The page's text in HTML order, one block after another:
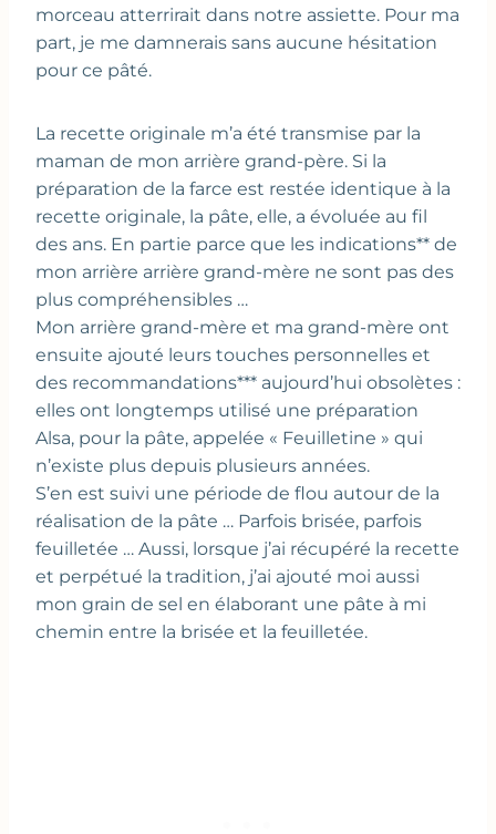
morceau atterrirait dans notre assiette. Pour ma
part, je me damnerais sans aucune hésitation
pour ce pâté.
La recette originale m’a été transmise par la
maman de mon arrière grand-père. Si la
préparation de la farce est restée identique à la
recette originale, la pâte, elle, a évoluée au fil
des ans. En partie parce que les indications** de
mon arrière arrière grand-mère ne sont pas des
plus compréhensibles …
Mon arrière grand-mère et ma grand-mère ont
ensuite ajouté leurs touches personnelles et
des recommandations*** aujourd’hui obsolètes :
elles ont longtemps utilisé une préparation
Alsa, pour la pâte, appelée « Feuilletine » qui
n’existe plus depuis plusieurs années.
S’en est suivi une période de flou autour de la
réalisation de la pâte … Parfois brisée, parfois
feuilletée … Aussi, lorsque j’ai récupéré la recette
et perpétué la tradition, j’ai ajouté moi aussi
mon grain de sel en élaborant une pâte à mi
chemin entre la brisée et la feuilletée.